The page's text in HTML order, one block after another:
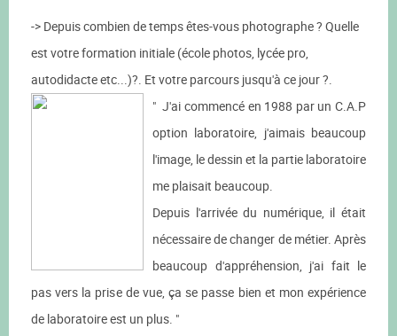
-> Depuis combien de temps êtes-vous photographe ? Quelle
est votre formation initiale (école photos, lycée pro,
autodidacte etc...)?. Et votre parcours jusqu'à ce jour ?.
" J'ai commencé en 1988 par un C.A.P
option laboratoire, j'aimais beaucoup
l'image, le dessin et la partie laboratoire
me plaisait beaucoup.
Depuis l'arrivée du numérique, il était
nécessaire de changer de métier. Après
beaucoup d'appréhension, j'ai fait le
pas vers la prise de vue, ça se passe bien et mon expérience
de laboratoire est un plus. "